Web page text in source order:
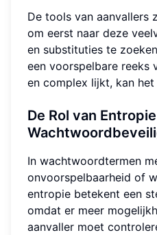
De tools van aanvallers
om eerst naar deze
en substituties te
een voorspelbare reeks
en complex lijkt, kan
De Rol van
In wachtwoordtermen
onvoorspelbaarheid of
entropie betekent een
omdat er meer
aanvaller moet